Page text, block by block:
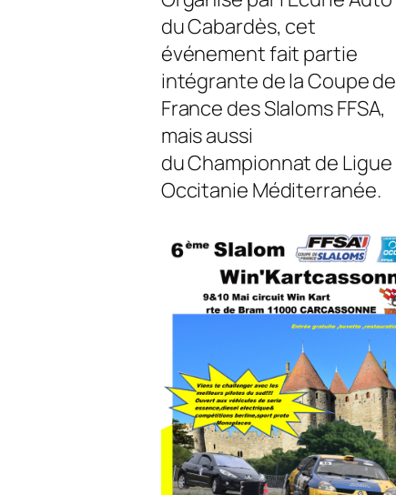
du Cabardès, cet
événement fait partie
intégrante de la Coupe de
France des Slaloms FFSA,
mais aussi
du Championnat de Ligue
Occitanie Méditerranée.